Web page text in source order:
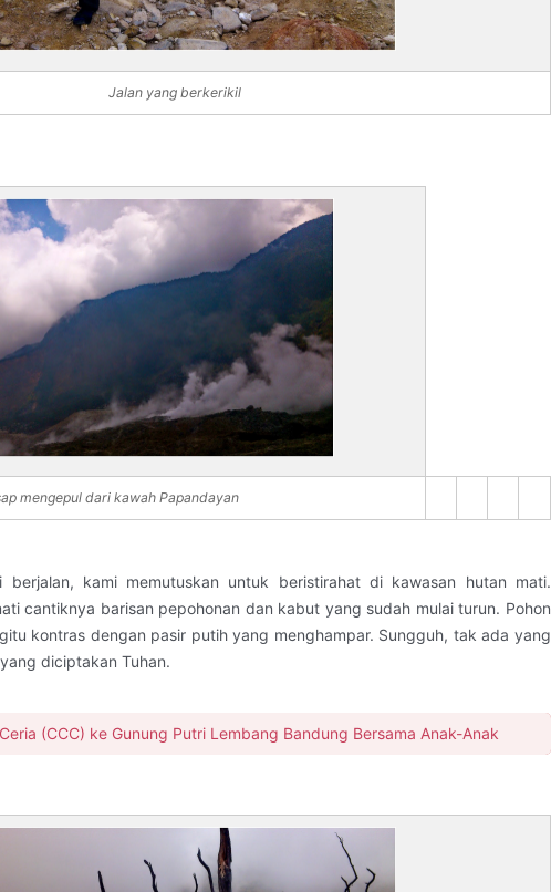
Jalan yang berkerikil
mengepul dari kawah Papandayan
berjalan, kami memutuskan untuk beristirahat di kawasan hutan mati.
cantiknya barisan pepohonan dan kabut yang sudah mulai turun. Pohon
kontras dengan pasir putih yang menghampar. Sungguh, tak ada yang
diciptakan Tuhan.
(CCC) ke Gunung Putri Lembang Bandung Bersama Anak-Anak